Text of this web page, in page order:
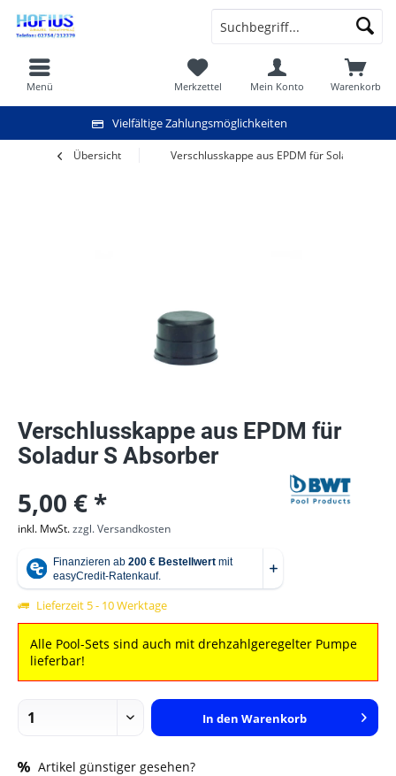
Vielfältige Zahlungsmöglichkeiten
Warenkorb
Merkzettel Mein Konto
Menü
Übersicht Verschlusskappe aus EPDM für Soladur S
Verschlusskappe aus EPDM für
Soladur S Absorber
5,00 € *
inkl. MwSt.zzgl. Versandkosten
Lieferzeit 5 - 10 Werktage
Alle Pool-Sets sind auch mit drehzahlgeregelter Pumpe
lieferbar!
In den Warenkorb
Artikel günstiger gesehen?